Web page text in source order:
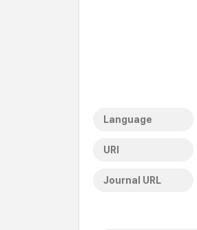
Language
URI
Journal URL